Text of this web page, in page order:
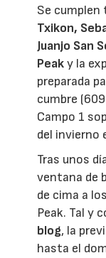
Se cumplen
Txikon,
Juanjo San
Peaky la
preparada
cumbre
Campo 1
del invierno
Tras unos
ventana de
de cima a
Peak. Tal y
blog, la
hasta el